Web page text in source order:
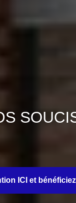
ICI et